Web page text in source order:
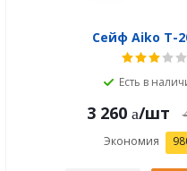
Сейф Aiko T-
Есть в
3 260 /шт
Экономия